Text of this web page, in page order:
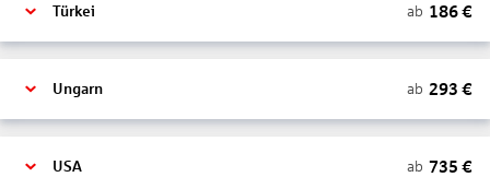
Türkei ab 186€
Ungarn ab 293 €
USA ab 735 €